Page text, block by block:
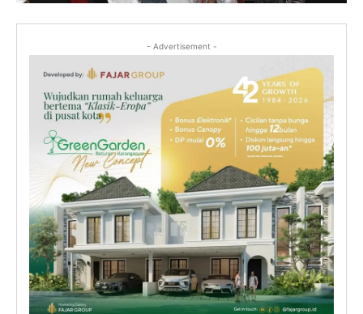
- Advertisement -